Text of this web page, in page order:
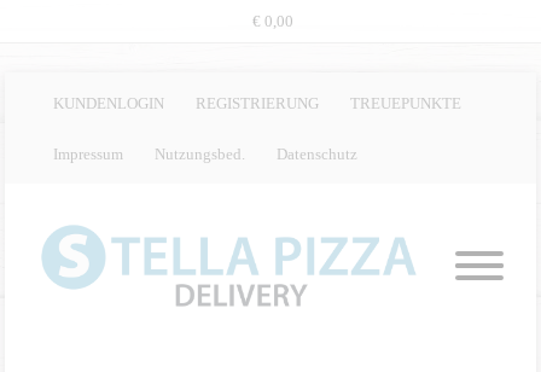
KUNDENLOGIN REGISTRIERUNG TREUEPUNKTE
Impressum Nutzungsbed. Datenschutz
€ 0,00